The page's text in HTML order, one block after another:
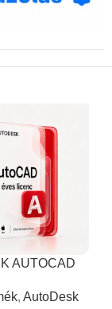
AUTOCAD
I
, AutoDesk